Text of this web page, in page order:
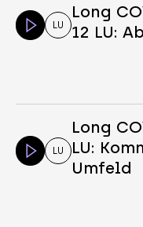
LU
Long
12 LU:
LU
Long
LU:
Umfeld